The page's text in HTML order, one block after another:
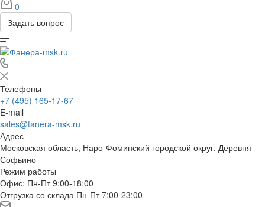
0
Задать вопрос
Телефоны
+7 (495) 165-17-67
E-mail
sales@fanera-msk.ru
Адрес
Московская область, Наро-Фоминский городской округ, Деревня
Софьино
Режим работы
Офис: Пн-Пт 9:00-18:00
Отгрузка со склада Пн-Пт 7:00-23:00